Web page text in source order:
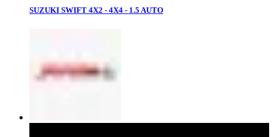
SUZUKI SWIFT 4X2 - 4X4 - 1.5 AUTO